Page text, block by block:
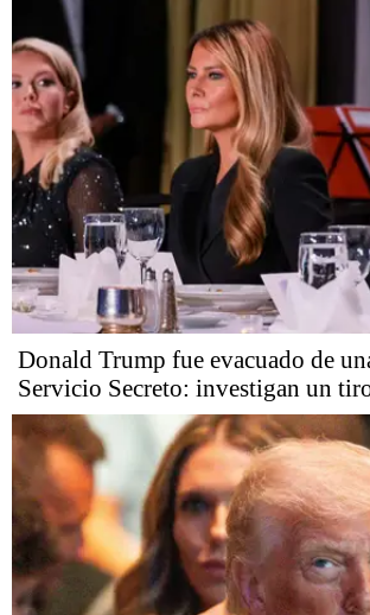
Donald Trump fue evacuado de
Servicio Secreto: investigan un